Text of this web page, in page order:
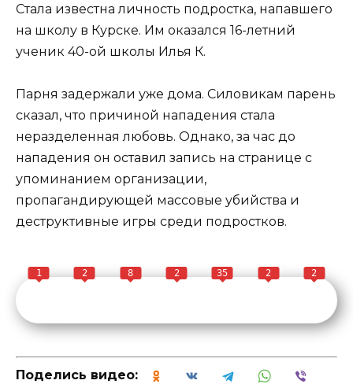
Стала известна личность подростка, напавшего
на школу в Курске. Им оказался 16-летний
ученик 40-ой школы Илья К.
Парня задержали уже дома. Силовикам парень
сказал, что причиной нападения стала
неразделенная любовь. Однако, за час до
нападения он оставил запись на странице с
упоминанием организации,
пропагандирующей массовые убийства и
деструктивные игры среди подростков.
1 2 8 2 35 2 2
Поделись видео: